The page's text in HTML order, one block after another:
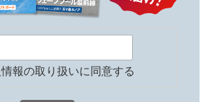
報の取り扱いに同意する